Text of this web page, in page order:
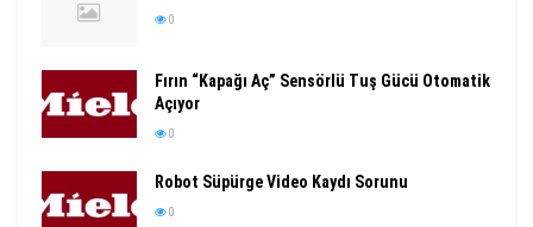
0
Fırın “Kapağı Aç” Sensörlü Tuş Gücü Otomatik
Açıyor
0
Robot Süpürge Video Kaydı Sorunu
0